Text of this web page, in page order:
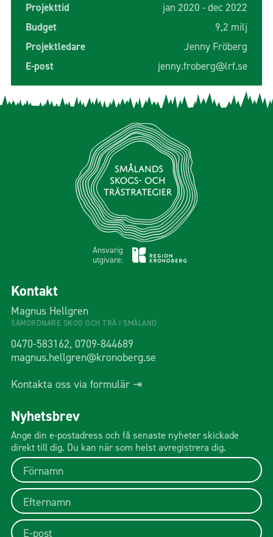
Projekttid
jan 2020 - dec 2022
Budget
9,2 milj
Projektledare
Jenny Fröberg
E-post
jenny.froberg@lrf.se
Ansvarig
utgivare:
Kontakt
Magnus Hellgren
SAMORDNARE SKOG OCH TRÄ I SMÅLAND
0470-583162, 0709-844689
magnus.hellgren@kronoberg.se
Kontakta oss via formulär ⇥
Nyhetsbrev
Ange din e-postadress och få senaste nyheter skickade
direkt till dig. Du kan när som helst avregistrera dig.